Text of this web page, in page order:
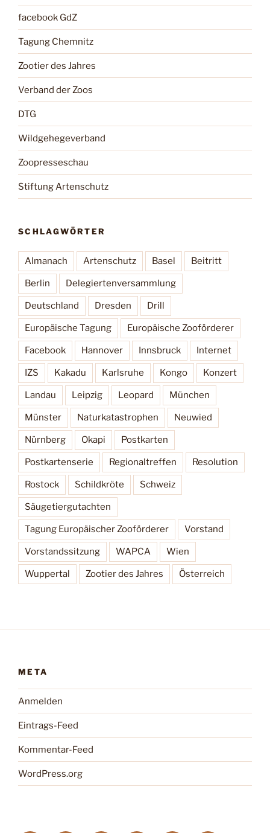
facebook GdZ
Tagung Chemnitz
Zootier des Jahres
Verband der Zoos
DTG
Wildgehegeverband
Zoopresseschau
Stiftung Artenschutz
SCHLAGWÖRTER
Almanach Artenschutz Basel Beitritt
Berlin Delegiertenversammlung
Deutschland Dresden Drill
Europäische Tagung Europäische Zooförderer
Facebook Hannover Innsbruck Internet
IZS Kakadu Karlsruhe Kongo Konzert
Landau Leipzig Leopard München
Münster Naturkatastrophen Neuwied
Nürnberg Okapi Postkarten
Postkartenserie Regionaltreffen Resolution
Rostock Schildkröte Schweiz
Säugetiergutachten
Tagung Europäischer Zooförderer Vorstand
Vorstandssitzung WAPCA Wien
Wuppertal Zootier des Jahres Österreich
META
Anmelden
Eintrags-Feed
Kommentar-Feed
WordPress.org